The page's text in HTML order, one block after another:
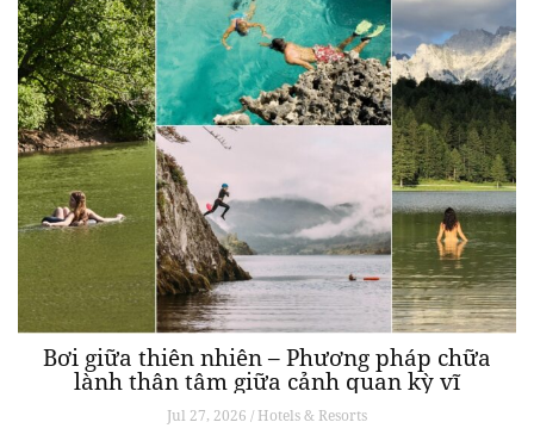
Bơi giữa thiên nhiên – Phương pháp chữa
lành thân tâm giữa cảnh quan kỳ vĩ
Jul 27, 2026 / Hotels & Resorts